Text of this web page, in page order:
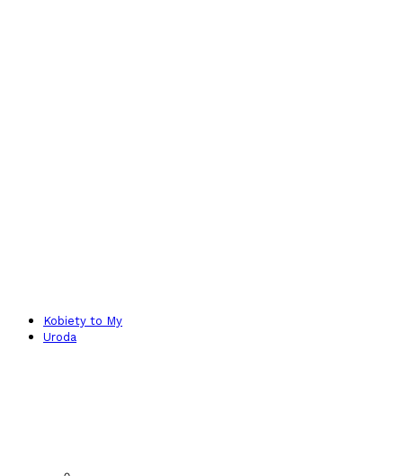
Kobiety to My
Uroda